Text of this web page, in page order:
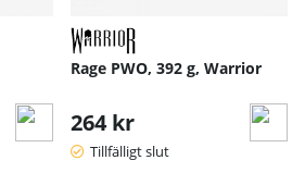
Rage PWO, 392 g, Warrior
264 kr
Tillfälligt slut